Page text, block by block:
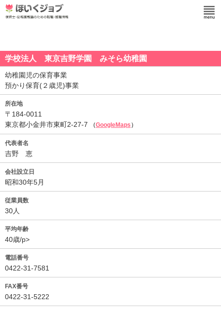
学校法人 東京吉野学園 みそら幼稚園
幼稚園児の保育事業
預かり保育(２歳児)事業
所在地
〒184-0011
東京都小金井市東町2-27-7
（GoogleMaps ）
代表者名
吉野 恵
会社設立日
昭和30年5月
従業員数
30人
平均年齢
40歳/p>
電話番号
0422-31-7581
FAX番号
0422-31-5222